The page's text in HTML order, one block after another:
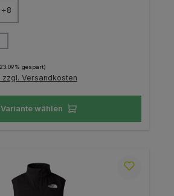
Option ist zurzeit nicht verfügbar.)
+8
nicht verfügbar.)
gespart)
zzgl. Versandkosten
Variante wählen